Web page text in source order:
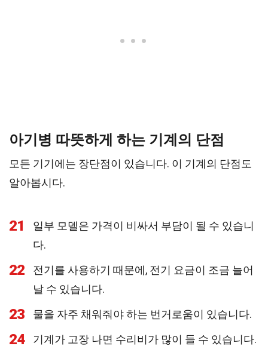
아기병 따뜻하게 하는 기계의 단점
모든 기기에는 장단점이 있습니다. 이 기계의 단점도
알아봅시다.
21
일부 모델은 가격이 비싸서 부담이 될 수 있습니
다.
22
전기를 사용하기 때문에, 전기 요금이 조금 늘어
날 수 있습니다.
23 물을 자주 채워줘야 하는 번거로움이 있습니다.
24 기계가 고장 나면 수리비가 많이 들 수 있습니다.